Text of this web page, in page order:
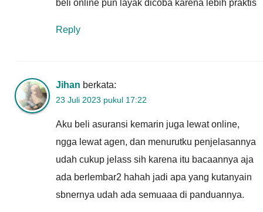
beli online pun layak dicoba karena lebih praktis
Reply
Jihan berkata:
23 Juli 2023 pukul 17:22
Aku beli asuransi kemarin juga lewat online,
ngga lewat agen, dan menurutku penjelasannya
udah cukup jelass sih karena itu bacaannya aja
ada berlembar2 hahah jadi apa yang kutanyain
sbnernya udah ada semuaaa di panduannya.